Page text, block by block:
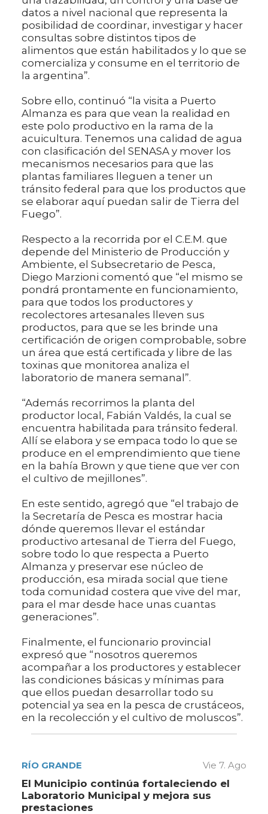
datos a nivel nacional que representa la
posibilidad de coordinar, investigar y hacer
consultas sobre distintos tipos de
alimentos que están habilitados y lo que se
comercializa y consume en el territorio de
la argentina”.
Sobre ello, continuó “la visita a Puerto
Almanza es para que vean la realidad en
este polo productivo en la rama de la
acuicultura. Tenemos una calidad de agua
con clasificación del SENASA y mover los
mecanismos necesarios para que las
plantas familiares lleguen a tener un
tránsito federal para que los productos que
se elaborar aquí puedan salir de Tierra del
Fuego”.
Respecto a la recorrida por el C.E.M. que
depende del Ministerio de Producción y
Ambiente, el Subsecretario de Pesca,
Diego Marzioni comentó que “el mismo se
pondrá prontamente en funcionamiento,
para que todos los productores y
recolectores artesanales lleven sus
productos, para que se les brinde una
certificación de origen comprobable, sobre
un área que está certificada y libre de las
toxinas que monitorea analiza el
laboratorio de manera semanal”.
“Además recorrimos la planta del
productor local, Fabián Valdés, la cual se
encuentra habilitada para tránsito federal.
Allí se elabora y se empaca todo lo que se
produce en el emprendimiento que tiene
en la bahía Brown y que tiene que ver con
el cultivo de mejillones”.
En este sentido, agregó que “el trabajo de
la Secretaría de Pesca es mostrar hacia
dónde queremos llevar el estándar
productivo artesanal de Tierra del Fuego,
sobre todo lo que respecta a Puerto
Almanza y preservar ese núcleo de
producción, esa mirada social que tiene
toda comunidad costera que vive del mar,
para el mar desde hace unas cuantas
generaciones”.
Finalmente, el funcionario provincial
expresó que “nosotros queremos
acompañar a los productores y establecer
las condiciones básicas y mínimas para
que ellos puedan desarrollar todo su
potencial ya sea en la pesca de crustáceos,
en la recolección y el cultivo de moluscos”.
RÍO GRANDE Vie 7. Ago
El Municipio continúa fortaleciendo el
Laboratorio Municipal y mejora sus
prestaciones